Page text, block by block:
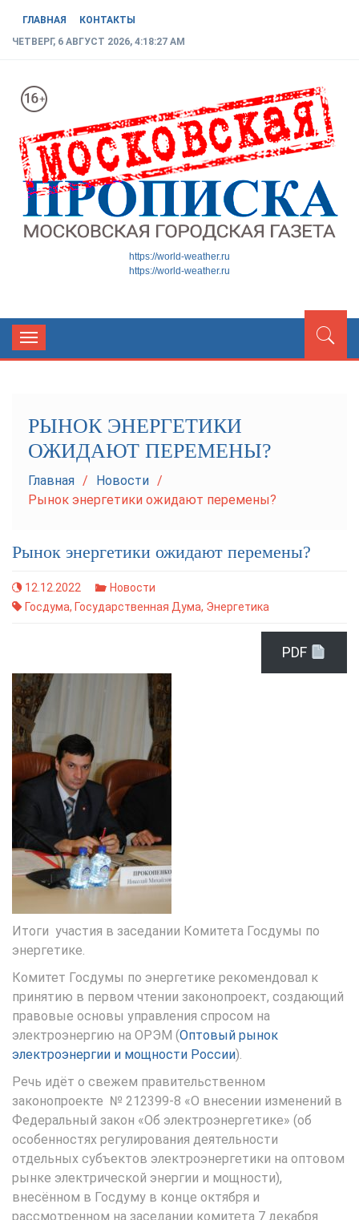
ГЛАВНАЯ
КОНТАКТЫ
ЧЕТВЕРГ, 6 АВГУСТ 2026, 4:18:28 AM
МОСКОВСКАЯ ГОРОДСКАЯ
https://world-weather.ru
https://world-weather.ru
Toggle
navigation
РЫНОК ЭНЕРГЕТИКИ
ОЖИДАЮТ ПЕРЕМЕНЫ?
Главная
Новости
Рынок энергетики ожидают перемены?
Рынок энергетики ожидают перемены?
12.12.2022
Новости
Госдума, Государственная Дума, Энергетика
PDF
Итоги участия в заседании Комитета Госдумы по
энергетике.
Комитет Госдумы по энергетике рекомендовал к
принятию в первом чтении законопроект, создающий
правовые основы управления спросом на
электроэнергию на ОРЭМ (Оптовый рынок
электроэнергии и мощности России).
Речь идёт о свежем правительственном
законопроекте № 212399-8 «О внесении изменений в
Федеральный закон «Об электроэнергетике» (об
особенностях регулирования деятельности
отдельных субъектов электроэнергетики на оптовом
рынке электрической энергии и мощности),
внесённом в Госдуму в конце октября и
рассмотренном на заседании комитета 7 декабря